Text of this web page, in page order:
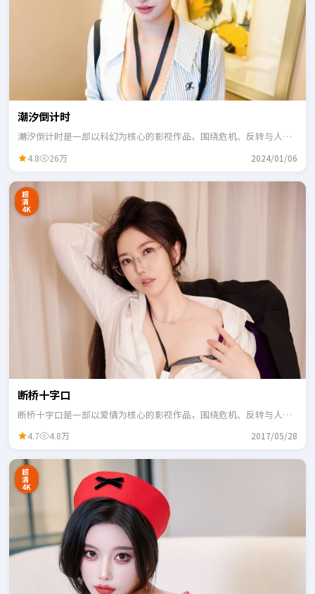
潮汐倒计时
潮汐倒计时是一部以科幻为核心的影视作品，围绕危机、反转与人物
4.8 26万 2024/01/06
超
清
4K
断桥十字口
断桥十字口是一部以爱情为核心的影视作品，围绕危机、反转与人物
4.7 4.8万 2017/05/28
超
清
4K